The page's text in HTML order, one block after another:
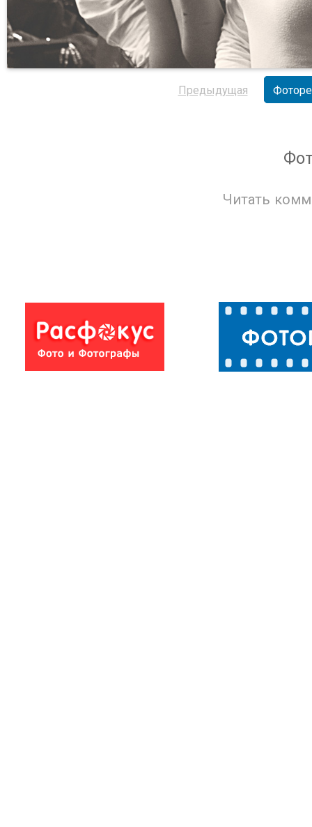
Предыдущая
Читать